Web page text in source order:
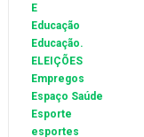
E
Educação
Educação.
ELEIÇÕES
Empregos
Espaço Saúde
Esporte
esportes